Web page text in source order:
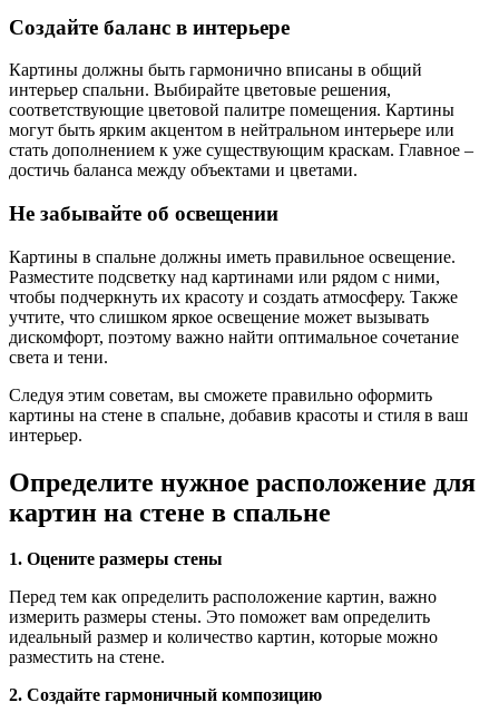
Создайте баланс в интерьере
Картины должны быть гармонично вписаны в общий
интерьер спальни. Выбирайте цветовые решения,
соответствующие цветовой палитре помещения. Картины
могут быть ярким акцентом в нейтральном интерьере или
стать дополнением к уже существующим краскам. Главное –
достичь баланса между объектами и цветами.
Не забывайте об освещении
Картины в спальне должны иметь правильное освещение.
Разместите подсветку над картинами или рядом с ними,
чтобы подчеркнуть их красоту и создать атмосферу. Также
учтите, что слишком яркое освещение может вызывать
дискомфорт, поэтому важно найти оптимальное сочетание
света и тени.
Следуя этим советам, вы сможете правильно оформить
картины на стене в спальне, добавив красоты и стиля в ваш
интерьер.
Определите нужное расположение для
картин на стене в спальне
1. Оцените размеры стены
Перед тем как определить расположение картин, важно
измерить размеры стены. Это поможет вам определить
идеальный размер и количество картин, которые можно
разместить на стене.
2. Создайте гармоничный композицию